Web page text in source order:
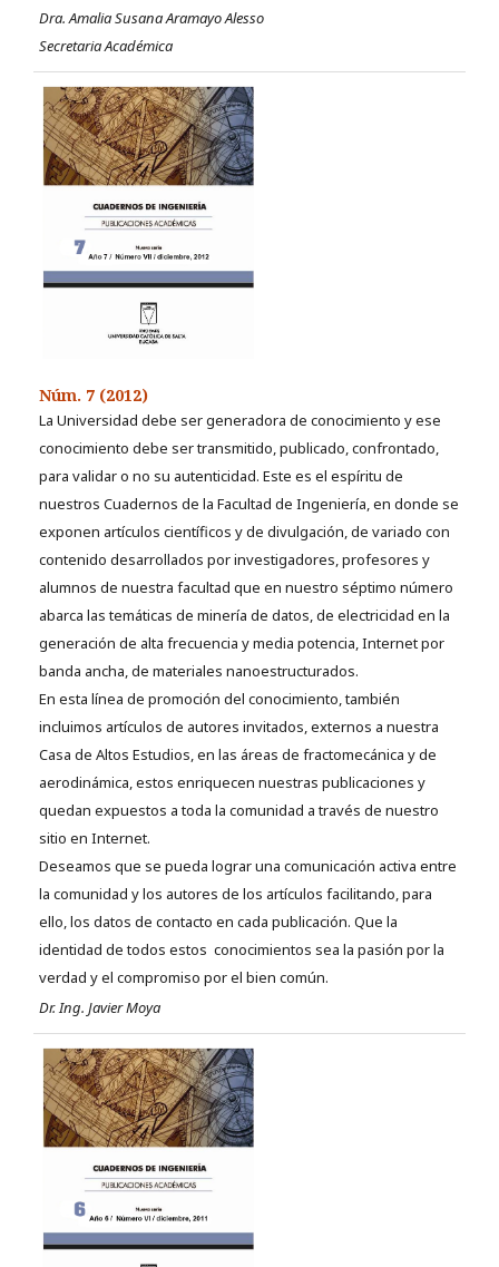
Dra. Amalia Susana Aramayo Alesso
Secretaria Académica
Núm. 7 (2012)
La Universidad debe ser generadora de conocimiento y ese
conocimiento debe ser transmitido, publicado, confrontado,
para validar o no su autenticidad. Este es el espíritu de
nuestros Cuadernos de la Facultad de Ingeniería, en donde se
exponen artículos científicos y de divulgación, de variado con
contenido desarrollados por investigadores, profesores y
alumnos de nuestra facultad que en nuestro séptimo número
abarca las temáticas de minería de datos, de electricidad en la
generación de alta frecuencia y media potencia, Internet por
banda ancha, de materiales nanoestructurados.
En esta línea de promoción del conocimiento, también
incluimos artículos de autores invitados, externos a nuestra
Casa de Altos Estudios, en las áreas de fractomecánica y de
aerodinámica, estos enriquecen nuestras publicaciones y
quedan expuestos a toda la comunidad a través de nuestro
sitio en Internet.
Deseamos que se pueda lograr una comunicación activa entre
la comunidad y los autores de los artículos facilitando, para
ello, los datos de contacto en cada publicación. Que la
identidad de todos estos conocimientos sea la pasión por la
verdad y el compromiso por el bien común.
Dr. Ing. Javier Moya